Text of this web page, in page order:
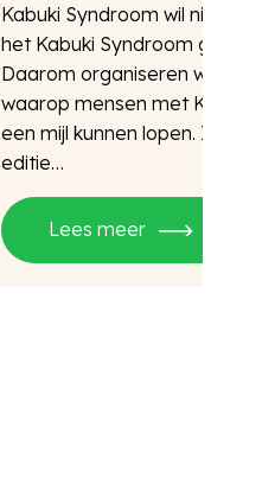
Kabuki Syndroom wil niks
het Kabuki Syndroom
Daarom organiseren wij
waarop mensen met Kabuki
een mijl kunnen lopen.
editie…
Lees meer